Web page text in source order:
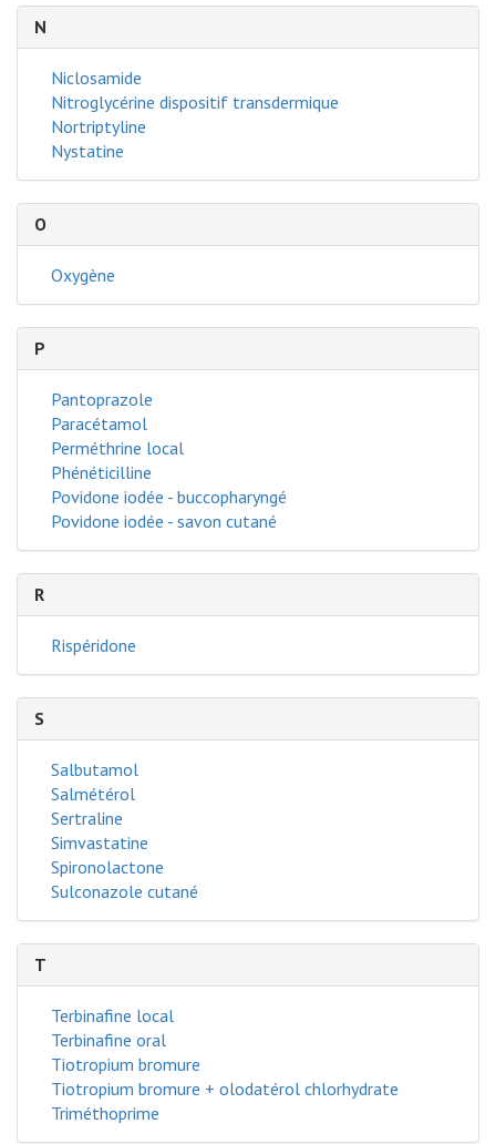
N
Niclosamide
Nitroglycérine dispositif transdermique
Nortriptyline
Nystatine
O
Oxygène
P
Pantoprazole
Paracétamol
Perméthrine local
Phénéticilline
Povidone iodée - buccopharyngé
Povidone iodée - savon cutané
R
Rispéridone
S
Salbutamol
Salmétérol
Sertraline
Simvastatine
Spironolactone
Sulconazole cutané
T
Terbinafine local
Terbinafine oral
Tiotropium bromure
Tiotropium bromure + olodatérol chlorhydrate
Triméthoprime